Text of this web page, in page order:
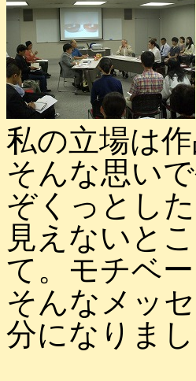
私の立場は
そんな思い
ぞくっとし
見えないと
て。モチベ
そんなメッ
分になりまし